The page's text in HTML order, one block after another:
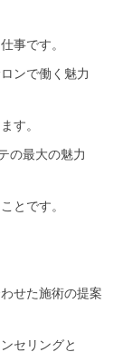
事です。
ンで働く魅力
す。
の最大の魅力
とです。
せた施術の提案
セリングと